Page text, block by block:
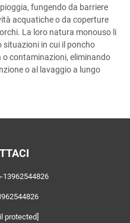
fungendo da barriere
acquatiche o da coperture
La loro natura monouso li
situazioni in cui il poncho
o contaminazioni, eliminando
o al lavaggio a lungo
13962544826
protected]